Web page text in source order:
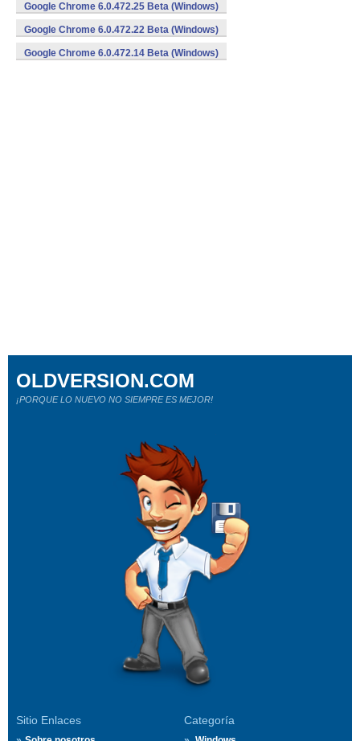
Google Chrome 6.0.472.25 Beta (Windows)
Google Chrome 6.0.472.22 Beta (Windows)
Google Chrome 6.0.472.14 Beta (Windows)
Sitio Enlaces Categoría
OLDVERSION.COM
¡PORQUE LO NUEVO NO SIEMPRE ES MEJOR!